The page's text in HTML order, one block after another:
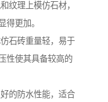
纹理上模仿石材，
得更加。
石砖重量轻，易于
性使其具备较高的
的防水性能，适合